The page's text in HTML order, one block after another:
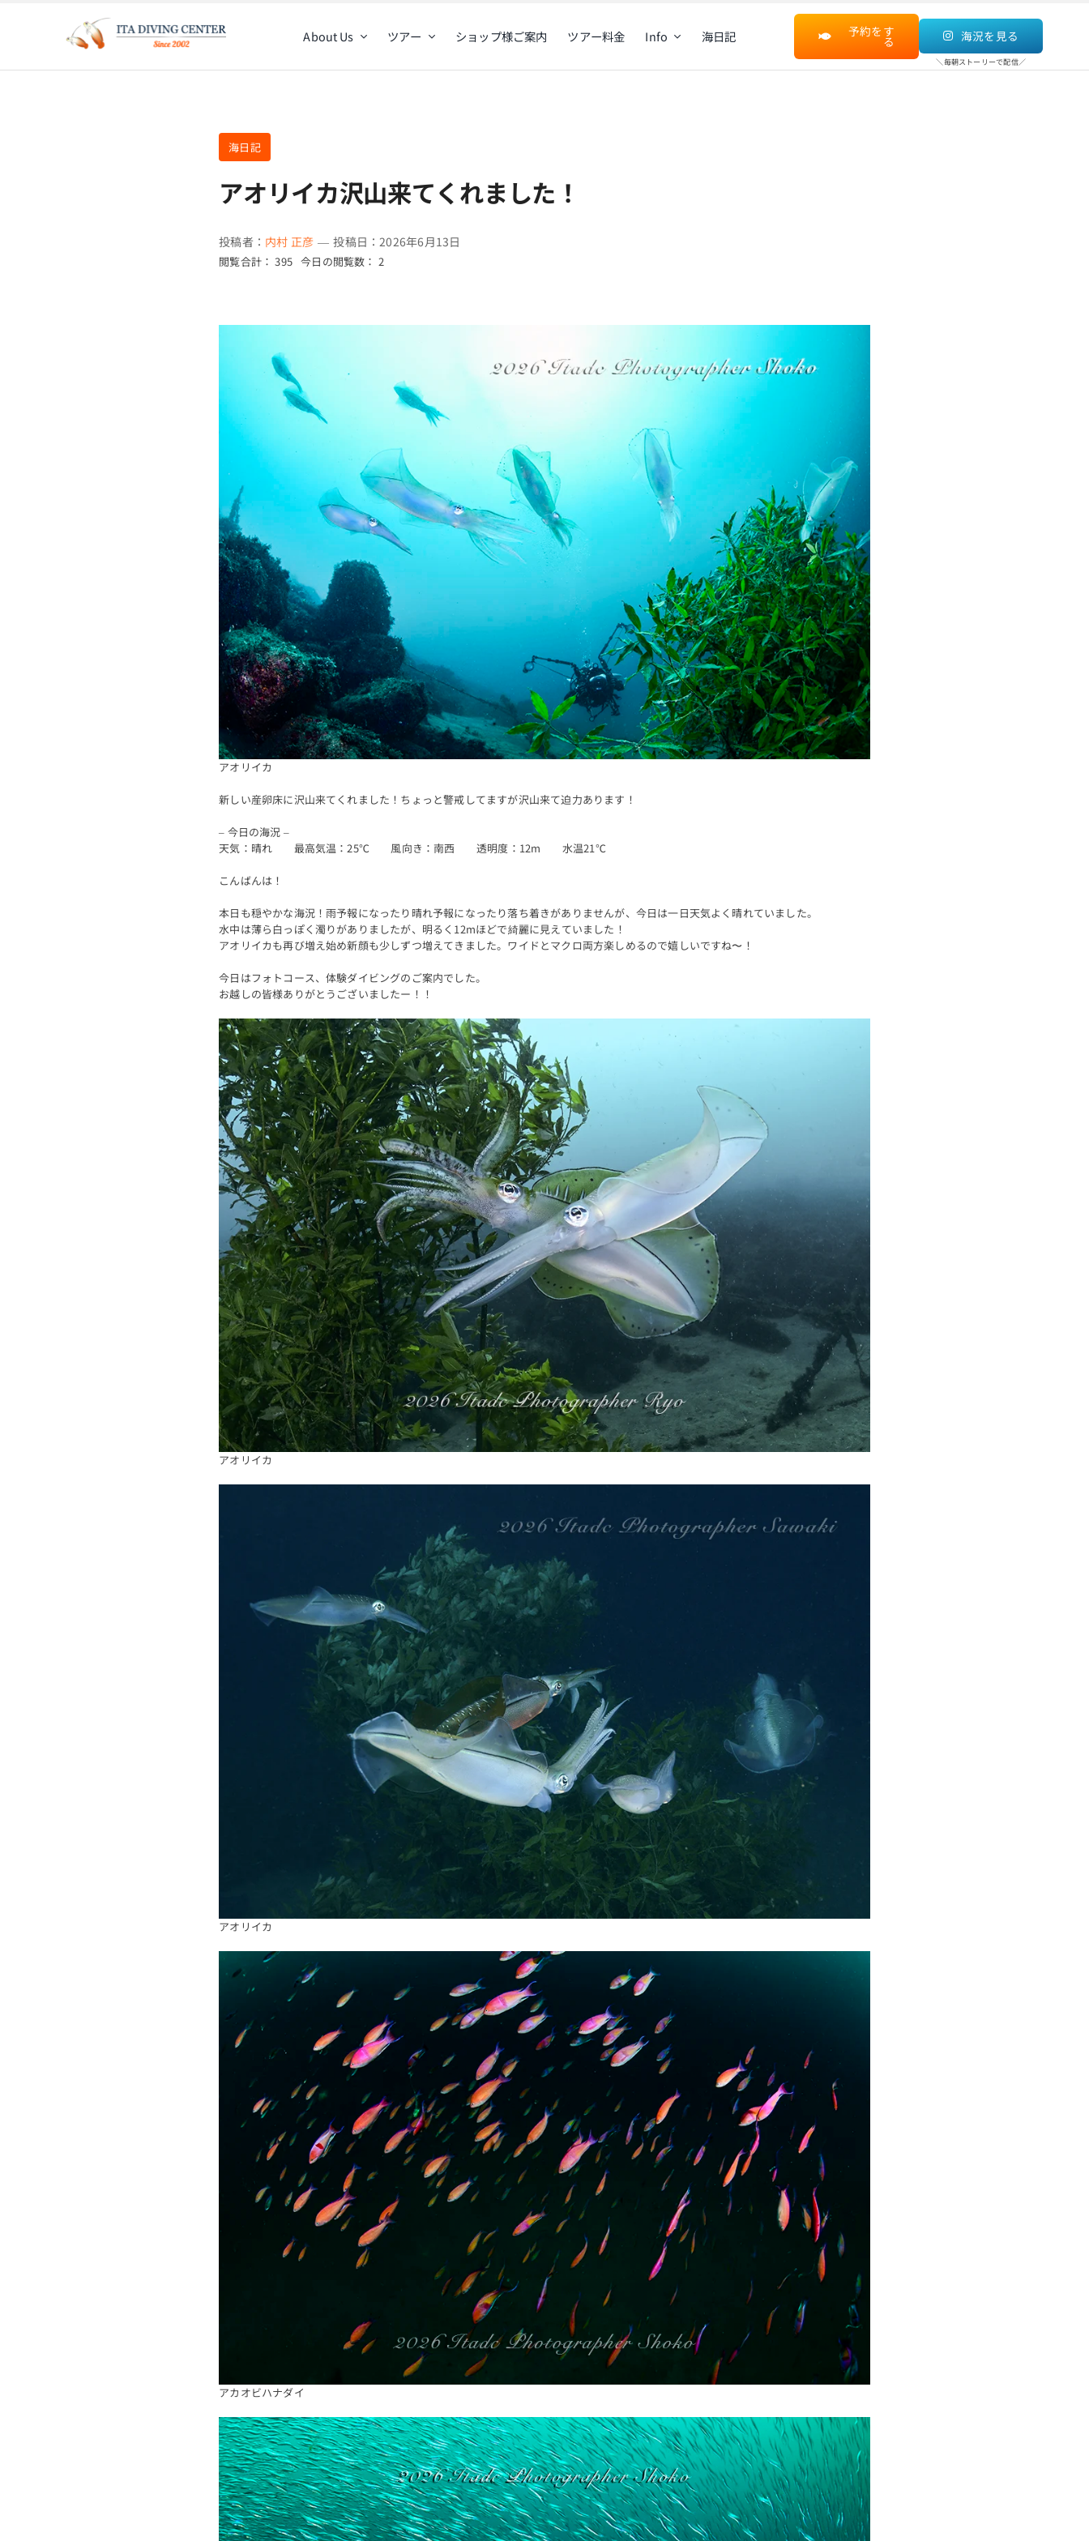
About Us ツアー ショップ様ご案内 ツアー料金 Info 海日記 予約をす
る 海況を見る
＼毎朝ストーリーで配信／
海日記
アオリイカ沢山来てくれました！
投稿者： 内村 正彦 — 投稿日：2026年6月13日
閲覧合計： 395 今日の閲覧数： 2
アオリイカ
新しい産卵床に沢山来てくれました！ちょっと警戒してますが沢山来て迫力あります！
– 今日の海況 –
天気：晴れ 最高気温：25℃ 風向き：南西 透明度：12m 水温21℃
こんばんは！
本日も穏やかな海況！雨予報になったり晴れ予報になったり落ち着きがありませんが、今日は一日天気よく晴れていました。
水中は薄ら白っぽく濁りがありましたが、明るく12mほどで綺麗に見えていました！
アオリイカも再び増え始め新顔も少しずつ増えてきました。ワイドとマクロ両方楽しめるので嬉しいですね〜！
今日はフォトコース、体験ダイビングのご案内でした。
お越しの皆様ありがとうございましたー！！
アオリイカ
アオリイカ
アカオビハナダイ